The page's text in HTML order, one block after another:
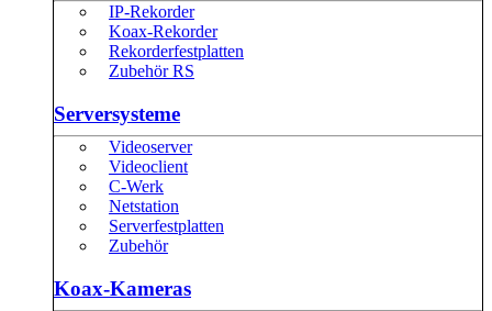
IP-Rekorder
Koax-Rekorder
Rekorderfestplatten
Zubehör RS
Serversysteme
Videoserver
Videoclient
C-Werk
Netstation
Serverfestplatten
Zubehör
Koax-Kameras